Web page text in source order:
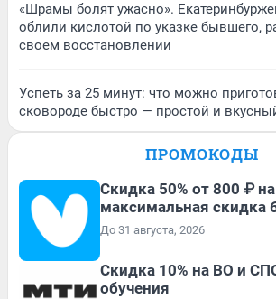
«Шрамы болят ужасно».
облили кислотой по указке бывшего,
своем восстановлении
Успеть за 25 минут: что можно
сковороде быстро — простой и
ПРОМОКОДЫ
Скидка 50% от 800 ₽
максимальная скидка
До 31 августа, 2026
Скидка 10% на ВО и
обучения